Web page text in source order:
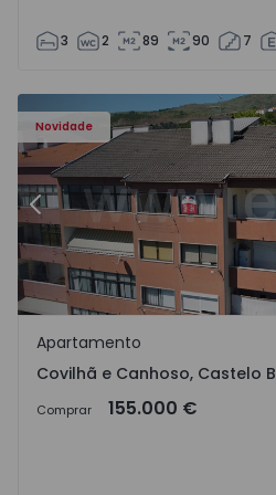
3 2 89 90 7
Novidade
- 18
Apartamento T2 Covilhã,
Anterior
Covilhã e Canhoso, Castelo
Apartamento
Covilhã e Canhoso, Castelo
Comprar 155.000 €